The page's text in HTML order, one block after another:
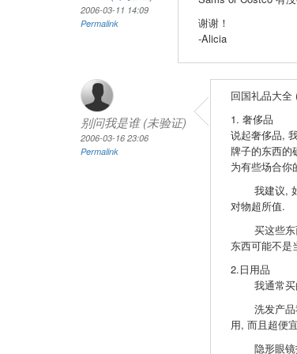
2006-03-11 14:09
Permalink
谢谢！
-Alicia
别问我是谁 (未验证)
2006-03-16 23:06
Permalink
回国礼品大全
1. 奢侈品
说起奢侈品,
牌子的东西的
为有些场合你
我建议, 如
对物超所值.
买这些东西
东西可能不是
2.日用品
我通常买的
洗发产品我
用, 而且超便
隐形眼镜护